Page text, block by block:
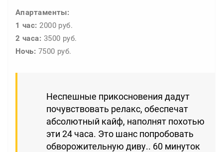
Апартаменты:
1 час: 2000 руб.
2 часа: 3500 руб.
Ночь: 7500 руб.
Неспешные прикосновения дадут
почувствовать релакс, обеспечат
абсолютный кайф, наполнят похотью
эти 24 часа. Это шанс попробовать
обворожительную диву.. 60 минуток